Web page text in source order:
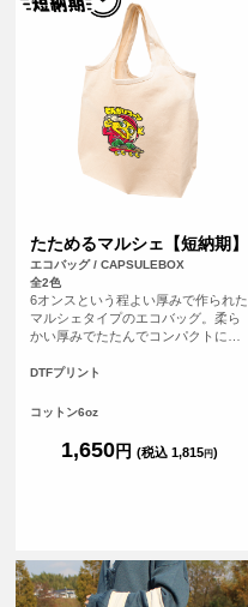
たためるマルシェ【短納期】
エコバッグ / CAPSULEBOX
全2色
6オンスという程よい厚みで作られた
マルシェタイプのエコバッグ。柔ら
かい厚みでたたんでコンパクトにし
い物のエコバッグとして◎通常4営業
できるサービスになります！
DTFプリント
コットン6oz
1,650円 (税込 1,815円)